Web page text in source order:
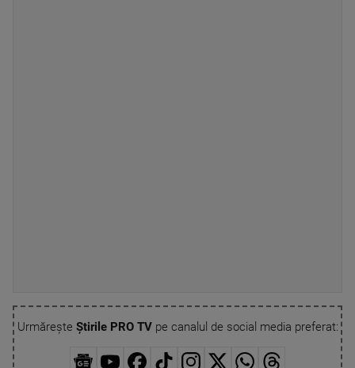
Urmărește Știrile PRO TVpe canalul de social media preferat: